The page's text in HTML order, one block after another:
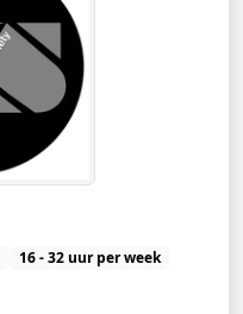
16 - 32 uur per week